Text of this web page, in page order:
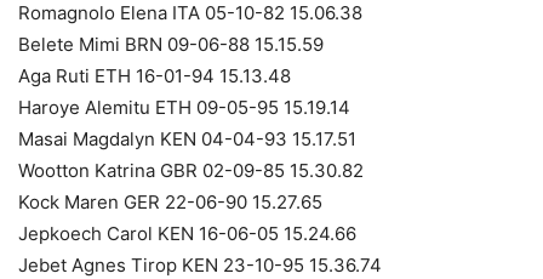
Romagnolo Elena ITA 05-10-82 15.06.38
Belete Mimi BRN 09-06-88 15.15.59
Aga Ruti ETH 16-01-94 15.13.48
Haroye Alemitu ETH 09-05-95 15.19.14
Masai Magdalyn KEN 04-04-93 15.17.51
Wootton Katrina GBR 02-09-85 15.30.82
Kock Maren GER 22-06-90 15.27.65
Jepkoech Carol KEN 16-06-05 15.24.66
Jebet Agnes Tirop KEN 23-10-95 15.36.74